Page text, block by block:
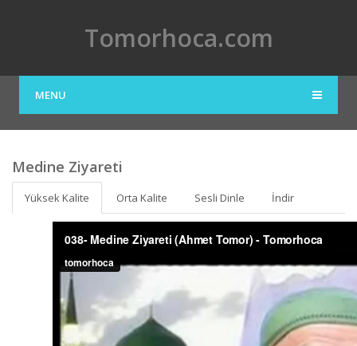
Tomorhoca.com
MENU
Medine Ziyareti
Yüksek Kalite Orta Kalite Sesli Dinle İndir